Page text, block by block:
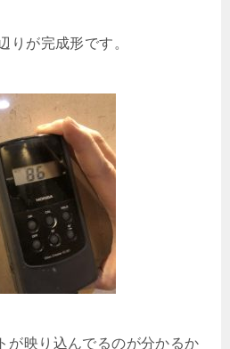
りが完成形です。
が映り込んでるのが分かるか